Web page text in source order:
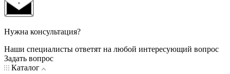
Нужна консультация?
Наши специалисты ответят на любой интересующий вопрос
Задать вопрос
Каталог